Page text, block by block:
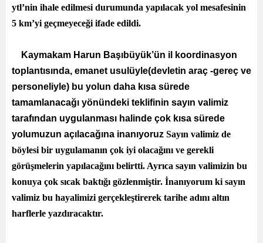
ytl’nin ihale edilmesi durumunda yapılacak yol mesafesinin
5 km’yi geçmeyeceği ifade edildi.
Kaymakam Harun Başıbüyük’ün il koordinasyon
toplantısında, emanet usulüyle(devletin araç -gereç ve
personeliyle) bu yolun daha kısa sürede
tamamlanacağı yönündeki teklifinin sayın valimiz
tarafından uygulanması halinde çok kısa sürede
yolumuzun açılacağına inanıyoruz Sayın valimiz de
böylesi bir uygulamanın çok iyi olacağını ve gerekli
görüşmelerin yapılacağını belirtti. Ayrıca sayın valimizin bu
konuya çok sıcak baktığı gözlenmiştir. İnanıyorum ki sayın
valimiz bu hayalimizi gerçekleştirerek tarihe adını altın
harflerle yazdıracaktır.